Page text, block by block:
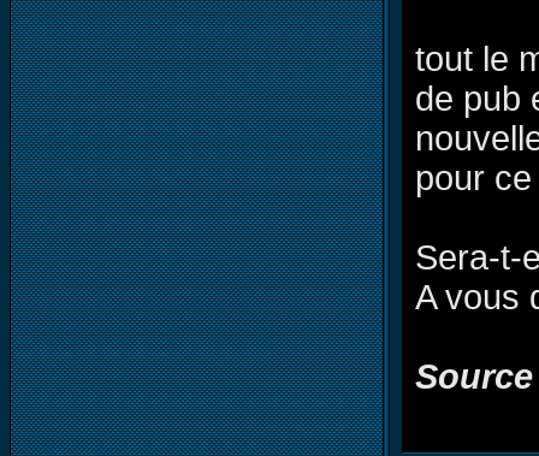
tout le
de pub
pour
Sera-t-
A vous
Source